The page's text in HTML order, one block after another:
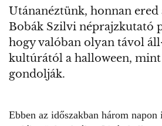
Utánanéztünk, honnan
Bobák Szilvi néprajzkutató
hogy valóban olyan távol
kultúrától a halloween, mint
gondolják.
Ebben az időszakban három napon